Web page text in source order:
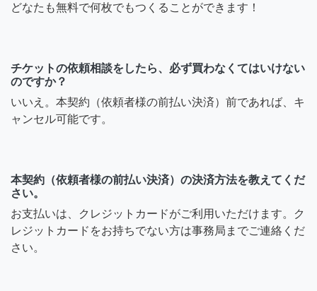
どなたも無料で何枚でもつくることができます！
チケットの依頼相談をしたら、必ず買わなくてはいけない
のですか？
いいえ。本契約（依頼者様の前払い決済）前であれば、キ
ャンセル可能です。
本契約（依頼者様の前払い決済）の決済方法を教えてくだ
さい。
お支払いは、クレジットカードがご利用いただけます。ク
レジットカードをお持ちでない方は事務局までご連絡くだ
さい。